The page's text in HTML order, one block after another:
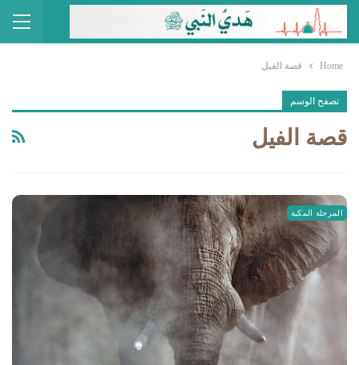
Home قصة الفيل
تصفح الوسم
قصة الفيل
المرحلة المكية